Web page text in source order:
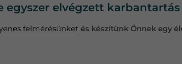
egyszer elvégzett karbantartás
felmérésünketés készítünk Önnek egy